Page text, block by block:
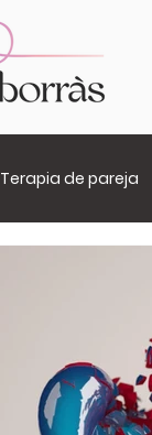
Terapia de pareja